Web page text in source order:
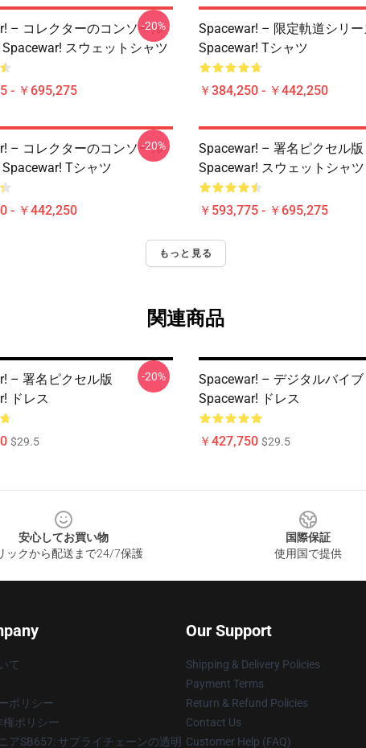
– コレクターのコンソール
Spacewar! スウェットシャツ
- ￥695,275
-20%
Spacewar! – 限定軌道シリ
Spacewar! Tシャツ
￥384,250 - ￥442,250
– コレクターのコンソール
Spacewar! Tシャツ
- ￥442,250
-20%
Spacewar! – 署名ピクセル版
Spacewar! スウェットシャツ
￥593,775 - ￥695,275
もっと見る
関連商品
– 署名ピクセル版
ドレス
$29.5
-20%
Spacewar! – デジタルバイブ
Spacewar! ドレス
￥427,750 $29.5
安心してお買い物
ックから配送まで24/7保護
国際保証
使用国で提供
て
ポリシー
権ポリシー
アSB657: サプライチェーンの透明
Our Support
Shipping & Delivery Policies
Payment Terms
Return & Refund Policies
Contact Us
Customer Help (FAQ)